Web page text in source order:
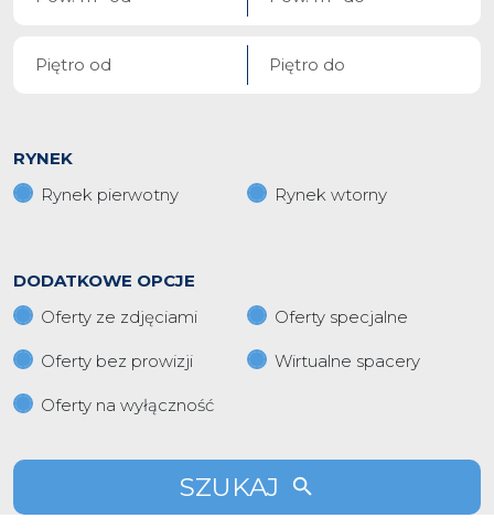
RYNEK
Rynek pierwotny
Rynek wtorny
DODATKOWE OPCJE
Oferty ze zdjęciami
Oferty specjalne
Oferty bez prowizji Wirtualne spacery
Oferty na wyłączność
SZUKAJ